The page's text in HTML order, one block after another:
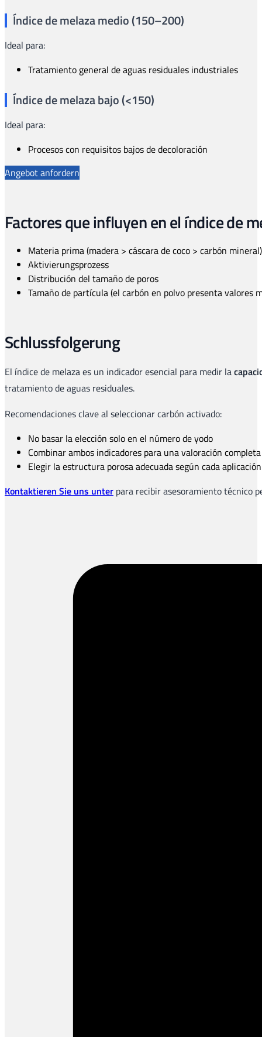
Índice de melaza medio (150–200)
Ideal para:
Tratamiento general de aguas residuales industriales
Índice de melaza bajo (<150)
Ideal para:
Procesos con requisitos bajos de decoloración
Angebot anfordern
Factores que influyen en el índice de
Materia prima (madera > cáscara de coco > carbón mineral)
Aktivierungsprozess
Distribución del tamaño de poros
Tamaño de partícula (el carbón en polvo presenta valores
Schlussfolgerung
El índice de melaza es un indicador esencial para medir la
tratamiento de aguas residuales.
Recomendaciones clave al seleccionar carbón activado:
No basar la elección solo en el número de yodo
Combinar ambos indicadores para una valoración completa
Elegir la estructura porosa adecuada según cada aplicación
Kontaktieren Sie uns unter para recibir asesoramiento técnico